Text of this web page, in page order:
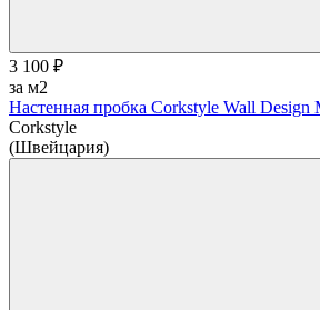
3 100 ₽
за м2
Настенная пробка Corkstyle Wall Design
Corkstyle
(Швейцария)